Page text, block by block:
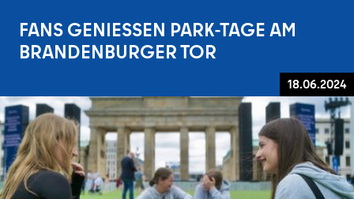
FANS GENIESSEN PARK-TAGE AM B
RANDENBURGER TOR
18.06.2024